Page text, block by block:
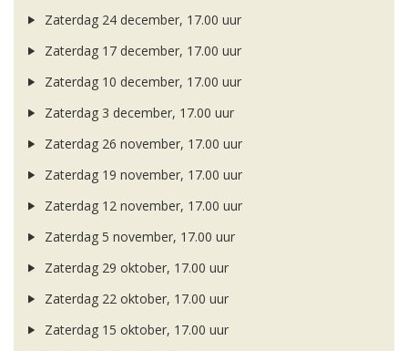
Zaterdag 24 december, 17.00 uur
Zaterdag 17 december, 17.00 uur
Zaterdag 10 december, 17.00 uur
Zaterdag 3 december, 17.00 uur
Zaterdag 26 november, 17.00 uur
Zaterdag 19 november, 17.00 uur
Zaterdag 12 november, 17.00 uur
Zaterdag 5 november, 17.00 uur
Zaterdag 29 oktober, 17.00 uur
Zaterdag 22 oktober, 17.00 uur
Zaterdag 15 oktober, 17.00 uur